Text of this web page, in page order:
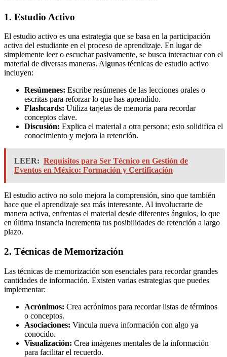
1. Estudio Activo
El estudio activo es una estrategia que se basa en la participación
activa del estudiante en el proceso de aprendizaje. En lugar de
simplemente leer o escuchar pasivamente, se busca interactuar con el
material de diversas maneras. Algunas técnicas de estudio activo
incluyen:
Resúmenes: Escribe resúmenes de las lecciones orales o
escritas para reforzar lo que has aprendido.
Flashcards: Utiliza tarjetas de memoria para recordar
conceptos clave.
Discusión: Explica el material a otra persona; esto solidifica el
conocimiento y mejora la retención.
LEER: Requisitos para Ser Técnico en Gestión de
Eventos en México: Formación y Certificación
El estudio activo no solo mejora la comprensión, sino que también
hace que el aprendizaje sea más interesante. Al involucrarte de
manera activa, enfrentas el material desde diferentes ángulos, lo que
en última instancia incrementa tus posibilidades de retención a largo
plazo.
2. Técnicas de Memorización
Las técnicas de memorización son esenciales para recordar grandes
cantidades de información. Existen varias estrategias que puedes
implementar:
Acrónimos: Crea acrónimos para recordar listas de términos
o conceptos.
Asociaciones: Vincula nueva información con algo ya
conocido.
Visualización: Crea imágenes mentales de la información
para facilitar el recuerdo.